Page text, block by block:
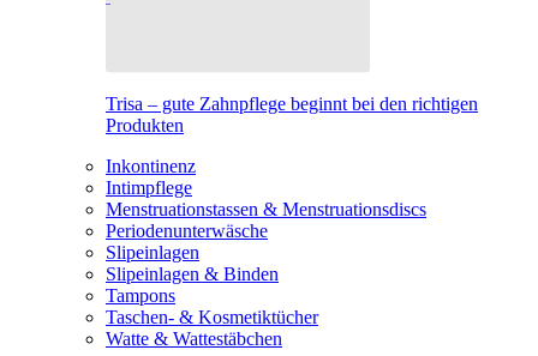
Trisa – gute Zahnpflege beginnt bei den richtigen
Produkten
Inkontinenz
Intimpflege
Menstruationstassen & Menstruationsdiscs
Periodenunterwäsche
Slipeinlagen
Slipeinlagen & Binden
Tampons
Taschen- & Kosmetiktücher
Watte & Wattestäbchen